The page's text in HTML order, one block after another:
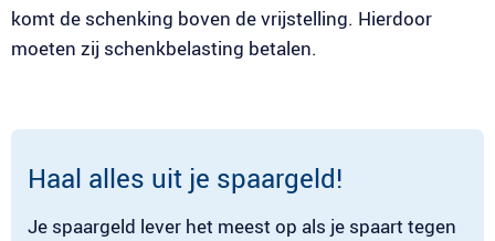
komt de schenking boven de vrijstelling. Hierdoor
moeten zij schenkbelasting betalen.
Haal alles uit je spaargeld!
Je spaargeld lever het meest op als je spaart tegen